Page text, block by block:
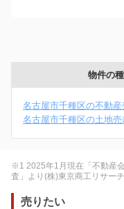
物件の
名古屋市千種区の不動
名古屋市千種区の土地
※1 2025年1月現在「不動産
査」より(株)東京商工リサーチ
売りたい